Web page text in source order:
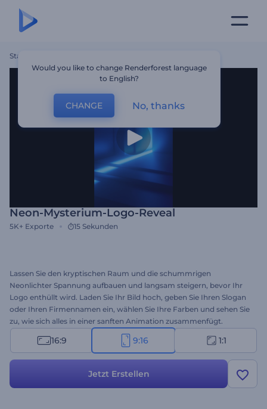
Startseite
Neon-Mysterium-Logo-Reveal
5K+ Exporte 15 Sekunden
Lassen Sie den kryptischen Raum und die schummrigen
Neonlichter Spannung aufbauen und langsam steigern, bevor Ihr
Logo enthüllt wird. Laden Sie Ihr Bild hoch, geben Sie Ihren Slogan
oder Ihren Firmennamen ein, wählen Sie Ihre Farben und sehen Sie
zu, wie sich alles in einer sanften Animation zusammenfügt.
Erstellen Sie atemberaubende Promos, YouTube-Intros/Outros,
Film-Opener und vieles mehr. Probieren Sie es noch heute aus!
16:9 9:16 1:1
Jetzt Erstellen
Would you like to change Renderforest language
to English?
CHANGE No, thanks